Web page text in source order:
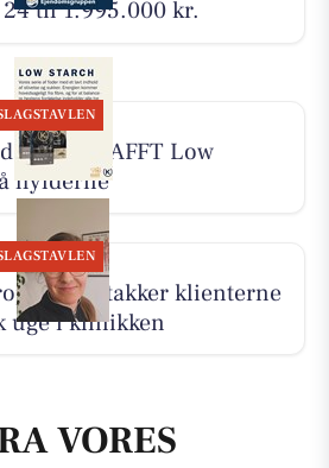
til 1.995.000 kr.
har KRAFFT Low
hylderne
takker klienterne
uge i klinikken
VORES